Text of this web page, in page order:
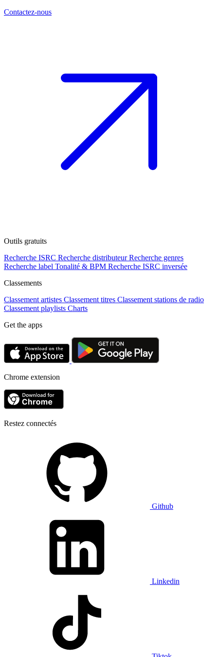
Contactez-nous
Outils gratuits
Recherche ISRC Recherche distributeur Recherche genres
Recherche label Tonalité & BPM Recherche ISRC inversée
Classements
Classement artistes Classement titres Classement stations de radio
Classement playlists Charts
Get the apps
Chrome extension
Restez connectés
Github
Linkedin